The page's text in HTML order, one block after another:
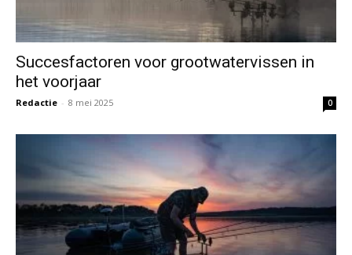
Succesfactoren voor grootwatervissen in
het voorjaar
Redactie - 8 mei 2025 0